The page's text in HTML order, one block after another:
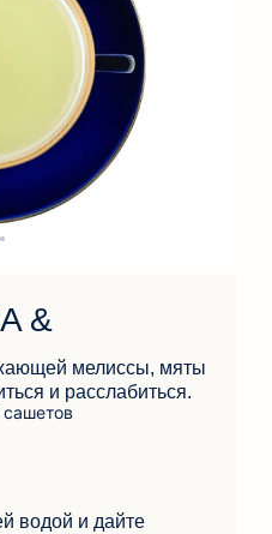
&
мелиссы, мяты
и расслабиться.
водой и дайте
СВЯЗЬ